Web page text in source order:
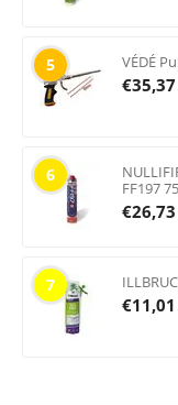
5 VÉDÉ
€35,37
6
FF197
€26,73
7
€11,01